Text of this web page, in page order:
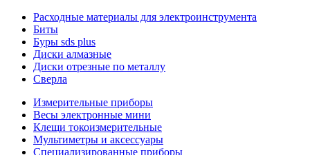
Расходные материалы для электроинструмента
Биты
Буры sds plus
Диски алмазные
Диски отрезные по металлу
Сверла
Измерительные приборы
Весы электронные мини
Клещи токоизмерительные
Мультиметры и аксессуары
Специализированные приборы